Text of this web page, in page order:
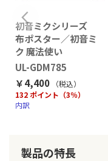
初音ミクシリーズ
布ポスター／初音ミ
ク 魔法使い
UL-GDM785
￥4,400
（税込）
132 ポイント（3％）
内訳
製品の特長